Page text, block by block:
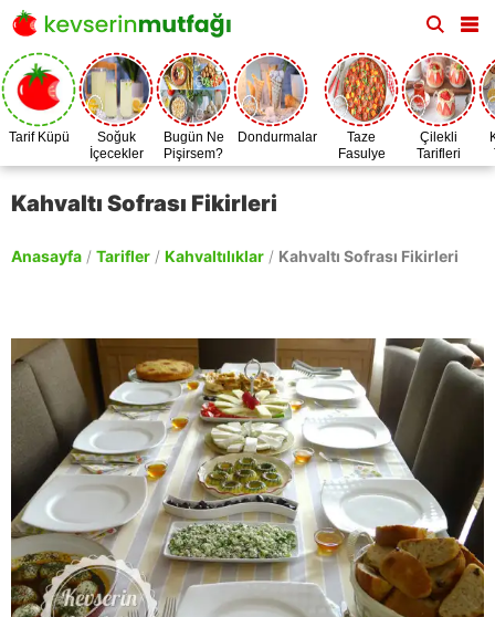
Tarif Küpü
Soğuk
İçecekler
Bugün Ne
Pişirsem?
Dondurmalar
Taze
Fasulye
Zamanı
Çilekli
Tarifleri
Kahvaltı Sofrası Fikirleri
Anasayfa / Tarifler / Kahvaltılıklar / Kahvaltı Sofrası Fikirleri